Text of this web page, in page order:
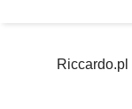
Riccardo.pl